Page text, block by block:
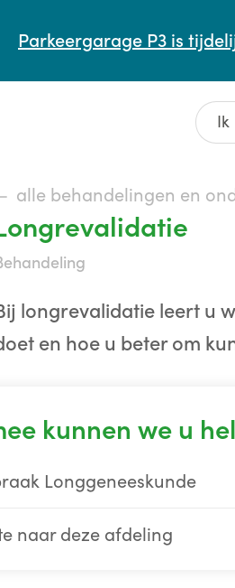
Parkeergarage P3 is
alle behandelingen en
behandeling
longrevalidatie leert u
en hoe u beter om
kunnen we u
Longgeneeskunde
naar deze afdeling